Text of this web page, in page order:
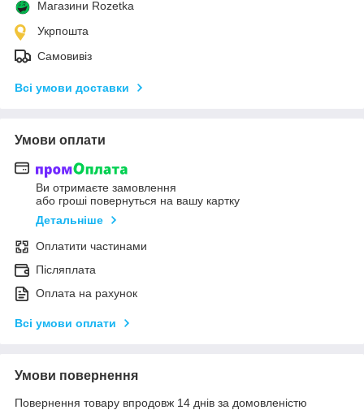
Магазини Rozetka
Укрпошта
Самовивіз
Всі умови доставки
Умови оплати
Ви отримаєте замовлення
або гроші повернуться на вашу картку
Детальніше
Оплатити частинами
Післяплата
Оплата на рахунок
Всі умови оплати
Умови повернення
Повернення товару впродовж 14 днів за домовленістю